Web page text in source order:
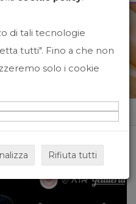
di tali tecnologie
tutti". Fino a che non
solo i cookie
Rifiuta tutti